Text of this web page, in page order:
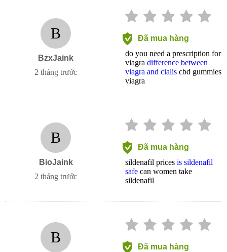
B
BzxJaink
2 tháng trước
Đã mua hàng
do you need a prescription for
viagra difference between
viagra and cialis cbd gummies
viagra
B
BioJaink
2 tháng trước
Đã mua hàng
sildenafil prices is sildenafil
safe can women take
sildenafil
B
Đã mua hàng